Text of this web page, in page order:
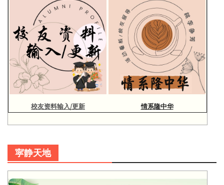
校友资料输入/更新 情系隆中华
寜静天地